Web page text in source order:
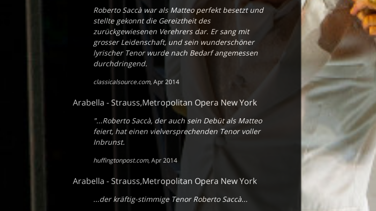
Roberto Saccà war als Matteo perfekt besetzt und
stellte gekonnt die Gereiztheit des
zurückgewiesenen Verehrers dar. Er sang mit
grosser Leidenschaft, und sein wunderschöner
lyrischer Tenor wurde nach Bedarf angemessen
durchdringend.
classicalsource.com,Apr 2014
Arabella - Strauss,Metropolitan Opera New York
"...Roberto Saccà, der auch sein Debüt als Matteo
feiert, hat einen vielversprechenden Tenor voller
Inbrunst.
huffingtonpost.com,Apr 2014
Arabella - Strauss,Metropolitan Opera New York
...der kräftig-stimmige Tenor Roberto Saccà...